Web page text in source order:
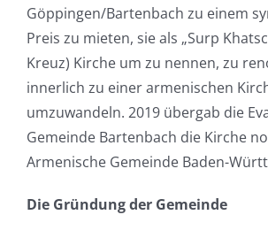
Göppingen/Bartenbach zu einem
Preis zu mieten, sie als „Surp
Kreuz) Kirche um zu nennen, zu
innerlich zu einer armenischen
umzuwandeln. 2019 übergab die
Gemeinde Bartenbach die Kirche
Armenische Gemeinde Baden-
Die Gründung der Gemeinde